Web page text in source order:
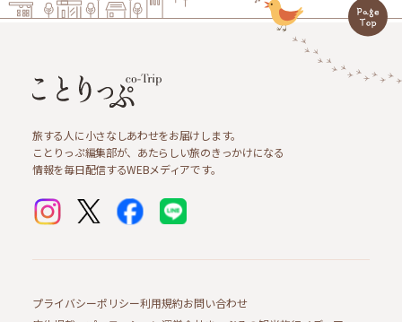
旅する人に小さなしあわせをお届けします。
ことりっぷ編集部が、あたらしい旅のきっかけになる
情報を毎日配信するWEBメディアです。
プライバシーポリシー利用規約お問い合わせ